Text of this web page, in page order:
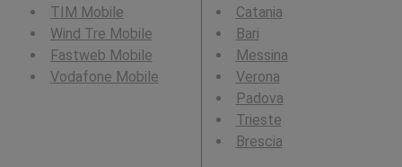
TIM Mobile
Wind Tre Mobile
Fastweb Mobile
Vodafone Mobile
Catania
Bari
Messina
Verona
Padova
Trieste
Brescia